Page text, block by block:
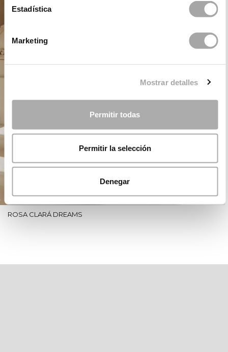
Estadística
Marketing
Mostrar detalles
Permitir todas
Permitir la selección
Denegar
ROSA CLARÁ DREAMS